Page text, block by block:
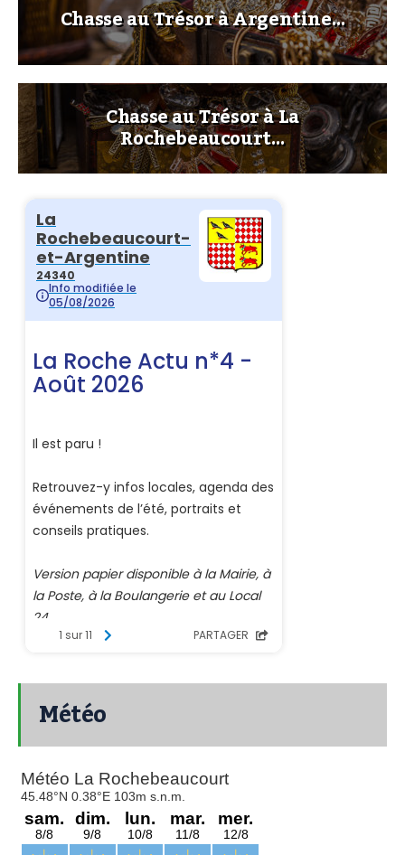
Chasse au Trésor à Argentine…
Chasse au Trésor à La
Rochebeaucourt…
Météo